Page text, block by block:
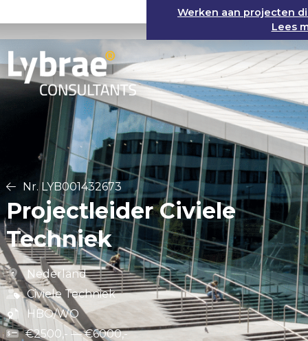
Werken aan projecten
Lees
Nr. LYB001432673
Projectleider Civiele
Techniek
Nederland
Civiele Techniek
HBO/WO
€2500,- — €6000,-